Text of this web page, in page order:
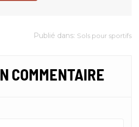
Publié dans: Sols pour sportifs
COMMENTAIRE